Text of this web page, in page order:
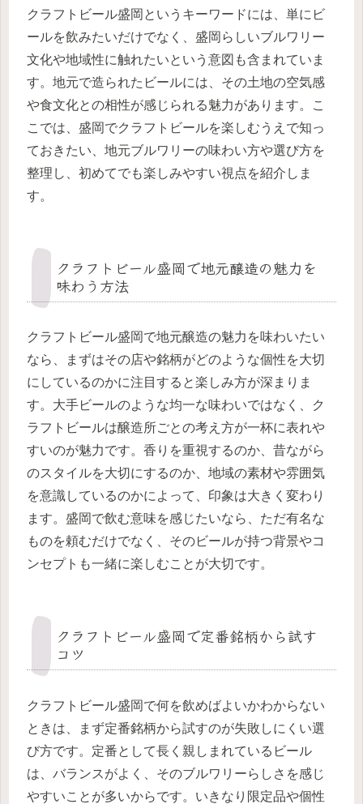
クラフトビール盛岡というキーワードには、単にビ
ールを飲みたいだけでなく、盛岡らしいブルワリー
文化や地域性に触れたいという意図も含まれていま
す。地元で造られたビールには、その土地の空気感
や食文化との相性が感じられる魅力があります。こ
こでは、盛岡でクラフトビールを楽しむうえで知っ
ておきたい、地元ブルワリーの味わい方や選び方を
整理し、初めてでも楽しみやすい視点を紹介しま
す。
クラフトビール盛岡で地元醸造の魅力を
味わう方法
クラフトビール盛岡で地元醸造の魅力を味わいたい
なら、まずはその店や銘柄がどのような個性を大切
にしているのかに注目すると楽しみ方が深まりま
す。大手ビールのような均一な味わいではなく、ク
ラフトビールは醸造所ごとの考え方が一杯に表れや
すいのが魅力です。香りを重視するのか、昔ながら
のスタイルを大切にするのか、地域の素材や雰囲気
を意識しているのかによって、印象は大きく変わり
ます。盛岡で飲む意味を感じたいなら、ただ有名な
ものを頼むだけでなく、そのビールが持つ背景やコ
ンセプトも一緒に楽しむことが大切です。
クラフトビール盛岡で定番銘柄から試す
コツ
クラフトビール盛岡で何を飲めばよいかわからない
ときは、まず定番銘柄から試すのが失敗しにくい選
び方です。定番として長く親しまれているビール
は、バランスがよく、そのブルワリーらしさを感じ
やすいことが多いからです。いきなり限定品や個性